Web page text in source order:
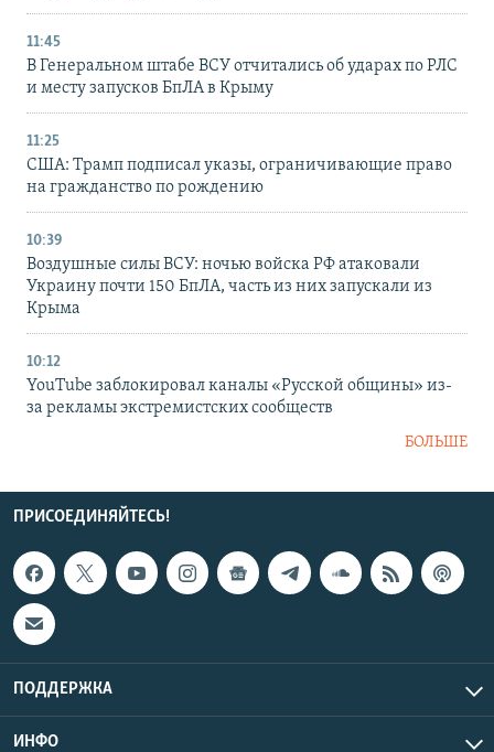
11:45
В Генеральном штабе ВСУ отчитались об ударах по РЛС
и месту запусков БпЛА в Крыму
11:25
США: Трамп подписал указы, ограничивающие право
на гражданство по рождению
10:39
Воздушные силы ВСУ: ночью войска РФ атаковали
Украину почти 150 БпЛА, часть из них запускали из
Крыма
10:12
YouTube заблокировал каналы «Русской общины» из-
за рекламы экстремистских сообществ
БОЛЬШЕ
ПРИСОЕДИНЯЙТЕСЬ!
ПОДДЕРЖКА
ИНФО